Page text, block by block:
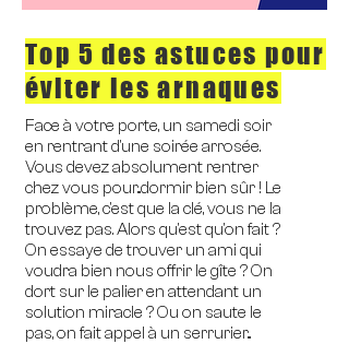
Top 5 des astuces pour
éviter les arnaques
Face à votre porte, un samedi soir
en rentrant d'une soirée arrosée.
Vous devez absolument rentrer
chez vous pour...dormir bien sûr ! Le
problème, c'est que la clé, vous ne la
trouvez pas. Alors qu'est qu'on fait ?
On essaye de trouver un ami qui
voudra bien nous offrir le gîte ? On
dort sur le palier en attendant un
solution miracle ? Ou on saute le
pas, on fait appel à un serrurier...